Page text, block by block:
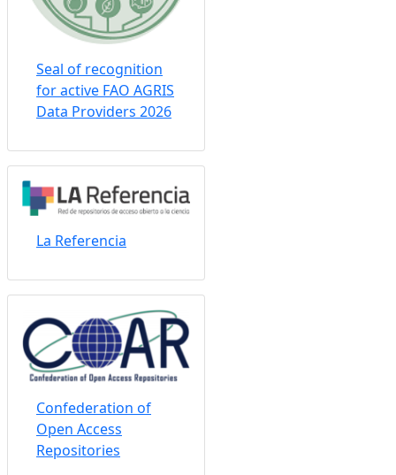
Seal of recognition
for active FAO AGRIS
Data Providers 2026
La Referencia
Confederation of
Open Access
Repositories